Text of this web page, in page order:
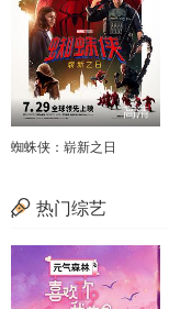
高清
蜘蛛侠：崭新之日
热门综艺